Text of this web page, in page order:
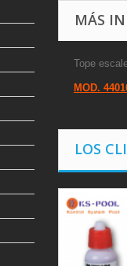
MÁS
Tope
MOD.
LOS